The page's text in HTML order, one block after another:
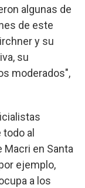
algunas de
de este
y su
su
moderados",
al
Macri en Santa
ejemplo,
a los